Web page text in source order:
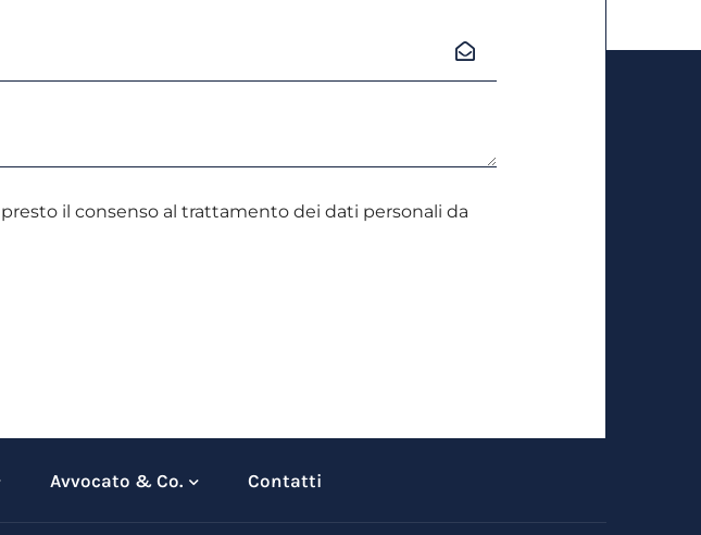
il consenso al trattamento dei dati personali da
Avvocato & Co. Contatti